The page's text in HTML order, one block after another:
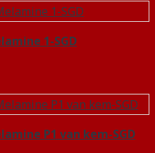
1-SGD
P1 van kem-SGD